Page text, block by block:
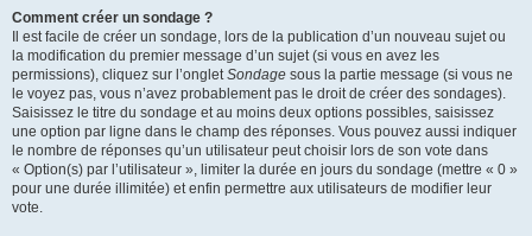
Comment créer un sondage ?
Il est facile de créer un sondage, lors de la publication d’un nouveau sujet ou
la modification du premier message d’un sujet (si vous en avez les
permissions), cliquez sur l’ongletSondage sous la partie message (si vous ne
le voyez pas, vous n’avez probablement pas le droit de créer des sondages).
Saisissez le titre du sondage et au moins deux options possibles, saisissez
une option par ligne dans le champ des réponses. Vous pouvez aussi indiquer
le nombre de réponses qu’un utilisateur peut choisir lors de son vote dans
« Option(s) par l’utilisateur », limiter la durée en jours du sondage (mettre « 0 »
pour une durée illimitée) et enfin permettre aux utilisateurs de modifier leur
vote.